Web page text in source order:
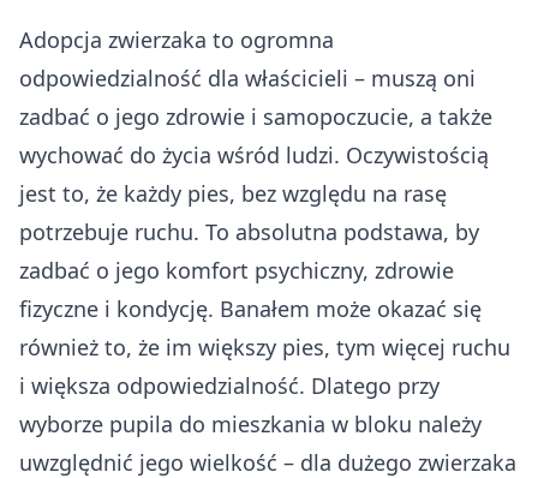
Adopcja zwierzaka to ogromna
odpowiedzialność dla właścicieli – muszą oni
zadbać o jego zdrowie i samopoczucie, a także
wychować do życia wśród ludzi. Oczywistością
jest to, że każdy pies, bez względu na rasę
potrzebuje ruchu. To absolutna podstawa, by
zadbać o jego komfort psychiczny, zdrowie
fizyczne i kondycję. Banałem może okazać się
również to, że im większy pies, tym więcej ruchu
i większa odpowiedzialność. Dlatego przy
wyborze pupila do mieszkania w bloku należy
uwzględnić jego wielkość – dla dużego zwierzaka